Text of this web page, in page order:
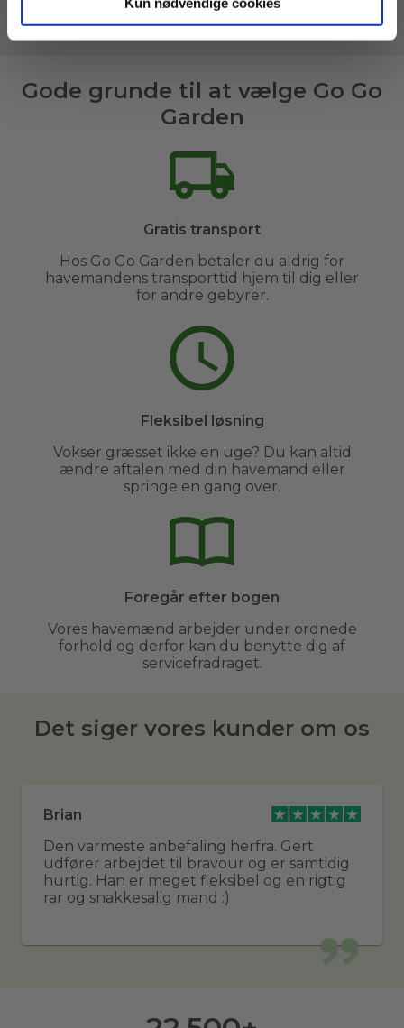
Læs mere om vores havemænd her
Gode grunde til at vælge Go Go
Garden
Gratis transport
Hos Go Go Garden betaler du aldrig for
havemandens transporttid hjem til dig eller
for andre gebyrer.
Fleksibel løsning
Vokser græsset ikke en uge? Du kan altid
ændre aftalen med din havemand eller
springe en gang over.
Foregår efter bogen
Vores havemænd arbejder under ordnede
forhold og derfor kan du benytte dig af
servicefradraget.
Det siger vores kunder om os
Brian
Den varmeste anbefaling herfra. Gert
udfører arbejdet til bravour og er samtidig
hurtig. Han er meget fleksibel og en rigtig
rar og snakkesalig mand :)